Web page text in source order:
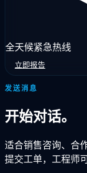
全天候紧急热线
立即报告
发送消息
开始对话。
适合销售咨询、合
提交工单，工程师